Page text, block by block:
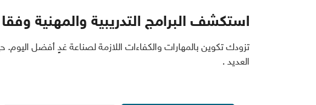
استكشف البرامج التدريبية والمهنية
تزودك تكوين بالمهارات والكفاءات اللازمة لصناعة غدٍ أفضل اليوم.
العديد .